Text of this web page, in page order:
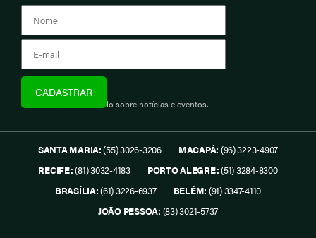
Assine e fique informado sobre notícias e eventos.
SANTA MARIA:(55) 3026-3206 MACAPÁ: (96) 3223-4907
RECIFE:(81) 3032-4183 PORTO ALEGRE:(51) 3284-8300
BRASÍLIA:(61) 3226-6937 BELÉM: (91) 3347-4110
JOÃO PESSOA: (83) 3021-5737